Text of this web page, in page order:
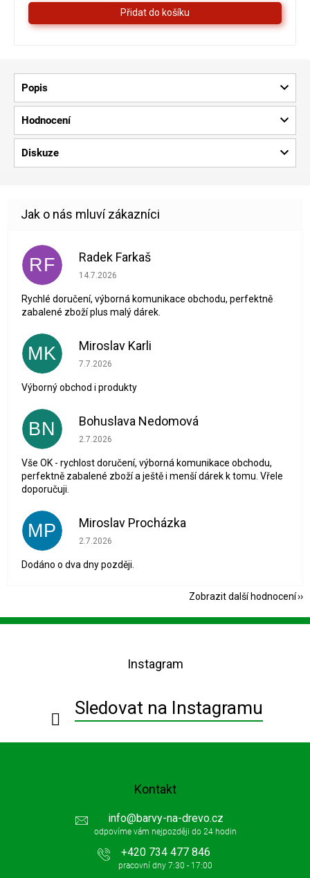
hvězdiček.
Popis
Hodnocení
Diskuze
RF Radek Farkaš
Hodnocení obchodu je 5 z 5 hvězdiček.
14.7.2026
Rychlé doručení, výborná komunikace obchodu, perfektně
zabalené zboží plus malý dárek.
MK Miroslav Karli
Hodnocení obchodu je 5 z 5 hvězdiček.
7.7.2026
Výborný obchod i produkty
BN Bohuslava Nedomová
Hodnocení obchodu je 5 z 5 hvězdiček.
2.7.2026
Vše OK - rychlost doručení, výborná komunikace obchodu,
perfektně zabalené zboží a ještě i menší dárek k tomu. Vřele
doporučuji.
MP Miroslav Procházka
Hodnocení obchodu je 1 z 5 hvězdiček.
2.7.2026
Dodáno o dva dny později.
Zobrazit další hodnocení
Z
Instagram
Sledovat na Instagramu
Kontakt
info@barvy-na-drevo.cz
+420 734 477 846